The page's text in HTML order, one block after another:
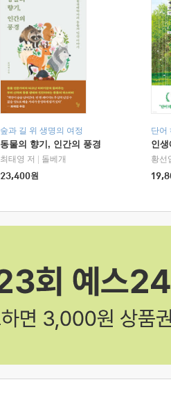
숲과 길 위 생명의 여정
동물의 향기, 인간의 풍경
최태영 저
돌베개
23,400원
단어
인
황선